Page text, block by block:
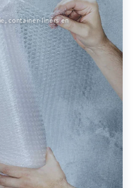
container-liners en